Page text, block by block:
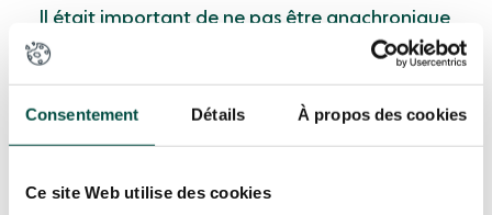
Consentement Détails À propos des cookies
Ce site Web utilise des cookies
Il était important de ne pas être anachronique
et dʼapporter une réponse en cohérence avec
notre temps : considérer les questions de la
environnemental, de la qualité dʼusage, de la
réversibilité des interventions… Ce projet se
à venir que dans le processus qui a permis de le